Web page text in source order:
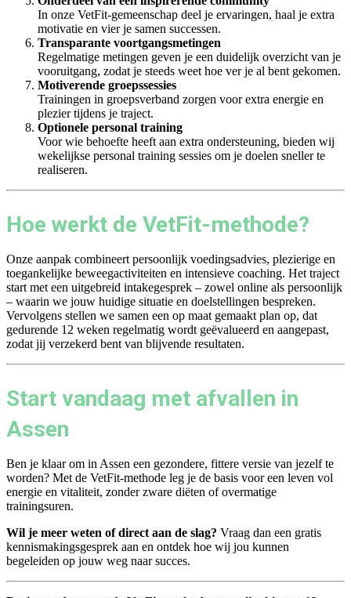
In onze VetFit-gemeenschap deel je ervaringen, haal je extra
motivatie en vier je samen successen.
Transparante voortgangsmetingen
Regelmatige metingen geven je een duidelijk overzicht van je
vooruitgang, zodat je steeds weet hoe ver je al bent gekomen.
Motiverende groepssessies
Trainingen in groepsverband zorgen voor extra energie en
plezier tijdens je traject.
Optionele personal training
Voor wie behoefte heeft aan extra ondersteuning, bieden wij
wekelijkse personal training sessies om je doelen sneller te
realiseren.
Hoe werkt de VetFit-methode?
Onze aanpak combineert persoonlijk voedingsadvies, plezierige en
toegankelijke beweegactiviteiten en intensieve coaching. Het traject
start met een uitgebreid intakegesprek – zowel online als persoonlijk
– waarin we jouw huidige situatie en doelstellingen bespreken.
Vervolgens stellen we samen een op maat gemaakt plan op, dat
gedurende 12 weken regelmatig wordt geëvalueerd en aangepast,
zodat jij verzekerd bent van blijvende resultaten.
Start vandaag met afvallen in
Assen
Ben je klaar om in Assen een gezondere, fittere versie van jezelf te
worden? Met de VetFit-methode leg je de basis voor een leven vol
energie en vitaliteit, zonder zware diëten of overmatige
trainingsuren.
Wil je meer weten of direct aan de slag? Vraag dan een gratis
kennismakingsgesprek aan en ontdek hoe wij jou kunnen
begeleiden op jouw weg naar succes.